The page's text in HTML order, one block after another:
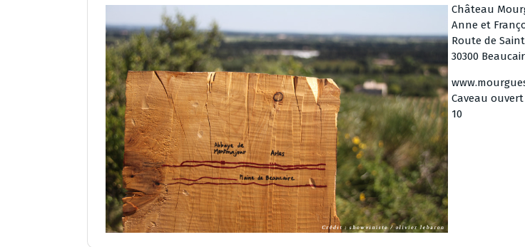
Château
Anne et
Route de
30300
Caveau ouvert
10